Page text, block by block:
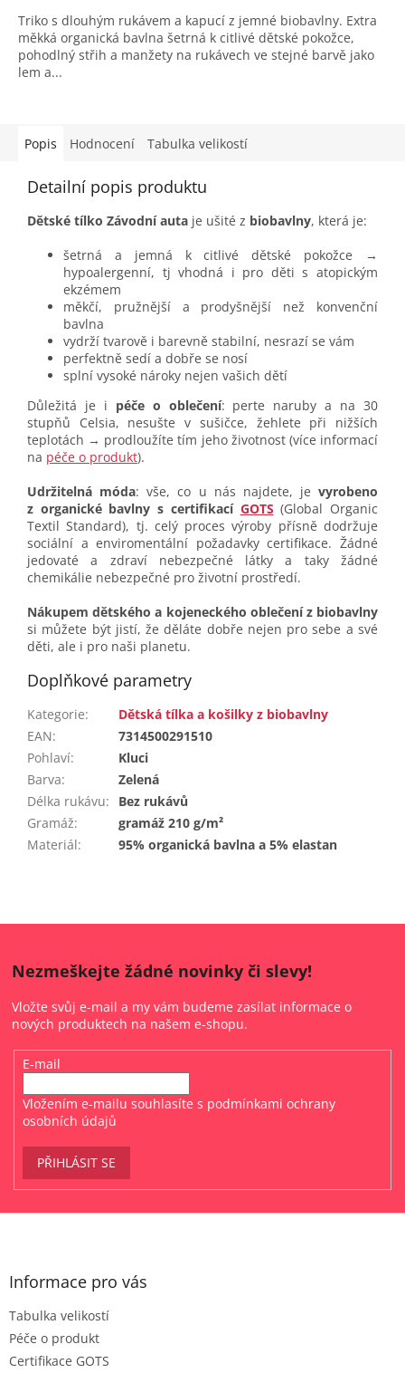
Triko s dlouhým rukávem a kapucí z jemné biobavlny. Extra
měkká organická bavlna šetrná k citlivé dětské pokožce,
pohodlný střih a manžety na rukávech ve stejné barvě jako
lem a...
Popis Hodnocení Tabulka velikostí
Detailní popis produktu
Dětské tílko Závodní auta je ušité z biobavlny, která je:
šetrná a jemná k citlivé dětské pokožce →
hypoalergenní, tj vhodná i pro děti s atopickým
ekzémem
měkčí, pružnější a prodyšnější než konvenční
bavlna
vydrží tvarově i barevně stabilní, nesrazí se vám
perfektně sedí a dobře se nosí
splní vysoké nároky nejen vašich dětí
Důležitá je i péče o oblečení: perte naruby a na 30
stupňů Celsia, nesušte v sušičce, žehlete při nižších
teplotách → prodloužíte tím jeho životnost (více informací
na péče o produkt).
Udržitelná móda: vše, co u nás najdete, je vyrobeno
z organické bavlny s certifikací GOTS (Global Organic
Textil Standard), tj. celý proces výroby přísně dodržuje
sociální a enviromentální požadavky certifikace. Žádné
jedovaté a zdraví nebezpečné látky a taky žádné
chemikálie nebezpečné pro životní prostředí.
Nákupem dětského a kojeneckého oblečení z biobavlny
si můžete být jistí, že děláte dobře nejen pro sebe a své
děti, ale i pro naši planetu.
Doplňkové parametry
Kategorie:
Dětská tílka a košilky z biobavlny
EAN:
7314500291510
Pohlaví:
Kluci
Barva:
Zelená
Délka rukávu:
Bez rukávů
Gramáž:
gramáž 210 g/m²
Materiál: 95% organická bavlna a 5% elastan
Nezmeškejte žádné novinky či slevy!
Vložte svůj e-mail a my vám budeme zasílat informace o
nových produktech na našem e-shopu.
E-mail
Vložením e-mailu souhlasíte s podmínkami ochrany
osobních údajů
PŘIHLÁSIT SE
Z
Informace pro vás
Tabulka velikostí
Péče o produkt
Certifikace GOTS